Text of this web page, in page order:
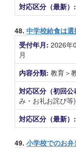
対応区分（最新）:
48. 中学校給食は
受付年月: 2026年
月
内容分類: 教育＞
対応区分（初回
み・お礼お詫び等)
対応区分（最新）:
49. 小学校でのお